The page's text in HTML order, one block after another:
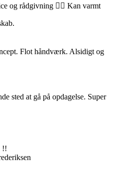
og rådgivning 👌🏼 Kan varmt
Flot håndværk. Alsidigt og
sted at gå på opdagelse. Super
!!